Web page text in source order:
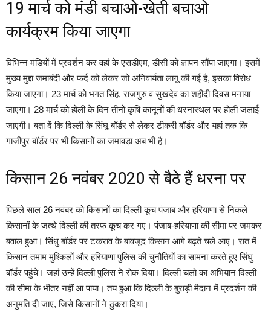
19 मार्च को मंडी बचाओ-खेती बचाओ
कार्यक्रम किया जाएगा
विभिन्न मंडियों में प्रदर्शन कर वहां के एसडीएम, डीसी को ज्ञापन सौंपा जाएगा। इसमें
मुख्य मुद्दा जमाबंदी और फर्द को लेकर जो अनिवार्यता लागू की गई है, इसका विरोध
किया जाएगा। 23 मार्च को भगत सिंह, राजगुरु व सुखदेव का शहीदी दिवस मनाया
जाएगा। 28 मार्च को होली के दिन तीनों कृषि कानूनों की धरनास्थल पर होली जलाई
जाएगी। बता दें कि दिल्ली के सिंघू बॉर्डर से लेकर टीकरी बॉर्डर और यहां तक कि
गाजीपुर बॉर्डर पर भी किसानों का जमावड़ा अब भी है।
किसान 26 नवंबर 2020 से बैठे हैं धरना पर
पिछले साल 26 नवंबर को किसानों का दिल्ली कूच पंजाब और हरियाणा से निकले
किसानों के जत्थे दिल्ली की तरफ कूच कर गए। पंजाब-हरियाणा की सीमा पर जमकर
बवाल हुआ। सिंधु बॉर्डर पर टकराव के बावजूद किसान आगे बढ़ते चले आए। रात में
किसान तमाम मुश्किलों और हरियाणा पुलिस की चुनौतियों का सामना करते हुए सिंघु
बॉर्डर पहुंचे। जहां उन्हें दिल्ली पुलिस ने रोक दिया। दिल्ली चलो का अभियान दिल्ली
की सीमा के भीतर नहीं आ पाया। तय हुआ कि दिल्ली के बुराड़ी मैदान में प्रदर्शन की
अनुमति दी जाए, जिसे किसानों ने ठुकरा दिया।